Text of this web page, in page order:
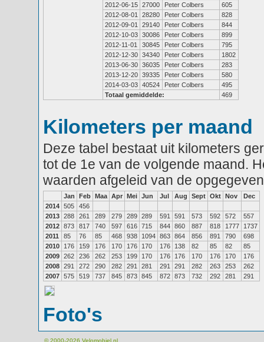
2012-06-15 27000 Peter Colbers
605
2012-08-01
28280 Peter Colbers
828
2012-09-01
29140 Peter Colbers
844
2012-10-03 30086 Peter Colbers
899
2012-11-01
30845 Peter Colbers
795
2012-12-30 34340 Peter Colbers
1802
2013-06-30 36035 Peter Colbers
283
2013-12-20 39335 Peter Colbers
580
2014-03-03 40524 Peter Colbers
495
Totaal gemiddelde:
469
Kilometers per maand
Deze tabel bestaat uit kilometers
tot de 1e van de volgende maand.
waarden afgeleid van de
Jan Feb Maa Apr Mei Jun Jul Aug Sept Okt Nov
Dec
2014 505
456
2013 288 261 289 279 289 289 591 591 573 592 572
557
2012 873 817 740 597 616 715 844 860 887 818 1777
1737
2011
85 76 85 468 938 1094 863 864 856 891 790
698
2010
176 159 176 170 176 170 176 138 82 85 82
85
2009 262 236 262 253 199 170 176 176 170 176 170
176
2008 291 272 290 282 291 281 291 291 282 263 253
262
2007 575 519 737 845 873 845 872 873 732 292 281 291
Foto's
© 2000-2026 Velomobiel.nl